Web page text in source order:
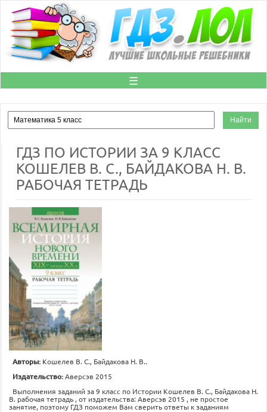
☰
ГДЗ ПО ИСТОРИИ ЗА 9 КЛАСС
КОШЕЛЕВ В. С., БАЙДАКОВА Н. В.
РАБОЧАЯ ТЕТРАДЬ
Авторы: Кошелев В. С., Байдакова Н. В..
Издательство:Аверсэв 2015
Выполнения заданий за 9 класс по Истории Кошелев В. С., Байдакова Н.
В. рабочая тетрадь , от издательства: Аверсэв 2015 , не простое
занятие, поэтому ГДЗ поможем Вам сверить ответы к заданиям